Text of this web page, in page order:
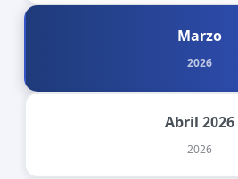
Marzo
2026
Abril 2026
2026